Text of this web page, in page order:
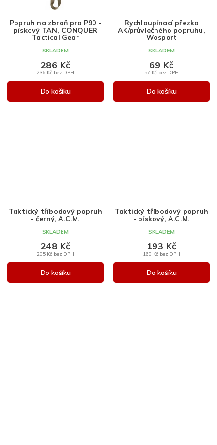
Popruh na zbraň pro P90 -
pískový TAN, CONQUER
Tactical Gear
SKLADEM
236 Kč bez DPH
286 Kč
Do košíku
Rychloupínací přezka
AK/průvlečného popruhu,
Wosport
SKLADEM
57 Kč bez DPH
69 Kč
Do košíku
Taktický tříbodový popruh
- černý, A.C.M.
SKLADEM
205 Kč bez DPH
248 Kč
Do košíku
Taktický tříbodový popruh
- pískový, A.C.M.
SKLADEM
160 Kč bez DPH
193 Kč
Do košíku